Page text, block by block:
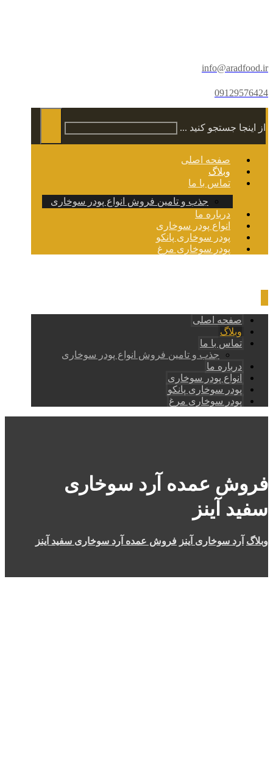
info@aradfood.ir
09129576424
از اینجا جستجو کنید ...
صفحه اصلی
وبلاگ
تماس با ما
جذب و تامین فروش انواع پودر سوخاری
درباره ما
انواع پودر سوخاری
پودر سوخاری پانکو
پودر سوخاری مرغ
صفحه اصلی
وبلاگ
تماس با ما
جذب و تامین فروش انواع پودر سوخاری
درباره ما
انواع پودر سوخاری
پودر سوخاری پانکو
پودر سوخاری مرغ
فروش عمده آرد سوخاری
سفید آینز
وبلاگ آرد سوخاری آینز فروش عمده آرد سوخاری سفید آینز